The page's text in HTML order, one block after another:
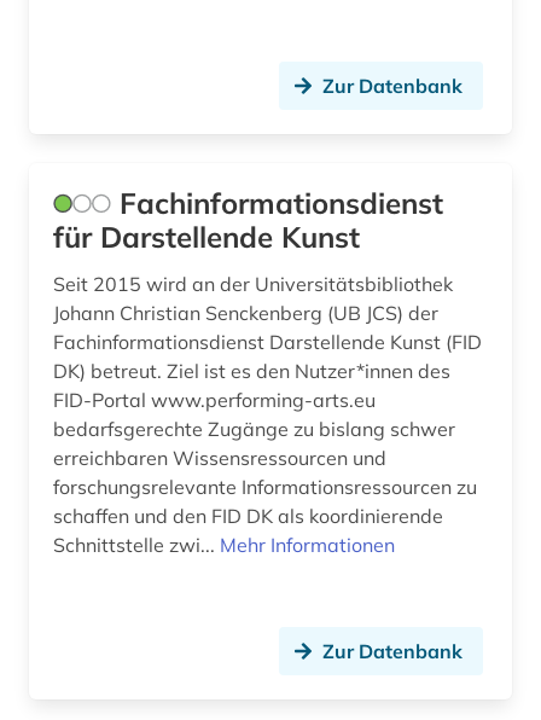
bestandsverzeichnis (1)
betrieb (1)
betriebsführung (3)
betriebsorganisation (2)
betriebswirtschaft (5)
betriebswirtschaftslehre (14)
bewegungswissenschaft (1)
bibel (6)
Zur Datenbank
Fachinformationsdienst
für Darstellende Kunst
Seit 2015 wird an der Universitätsbibliothek
Johann Christian Senckenberg (UB JCS) der
Fachinformationsdienst Darstellende Kunst (FID
DK) betreut. Ziel ist es den Nutzer*innen des
FID-Portal www.performing-arts.eu
bedarfsgerechte Zugänge zu bislang schwer
erreichbaren Wissensressourcen und
forschungsrelevante Informationsressourcen zu
schaffen und den FID DK als koordinierende
Schnittstelle zwi... Mehr Informationen
Zur Datenbank